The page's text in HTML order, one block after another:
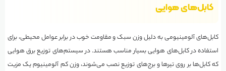
کابل‌های هوایی
کابل‌های آلومینیومی به دلیل وزن سبک و مقاومت خوب در برابر عوامل محیطی، برای
استفاده در کابل‌های هوایی بسیار مناسب هستند. در سیستم‌های توزیع برق هوایی
که کابل‌ها بر روی تیرها و برج‌های توزیع نصب می‌شوند، وزن کم آلومینیوم یک مزیت